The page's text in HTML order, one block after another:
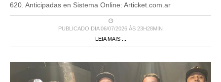
620. Anticipadas en Sistema Online: Articket.com.ar
PUBLICADO DIA 06/07/2026 ÀS 23H28MIN
LEIA MAIS ...